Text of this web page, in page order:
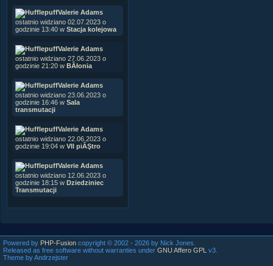
Valerie Adams
ostatnio widziano 02.07.2023 o
godzinie 13:40 w Stacja kolejowa
Valerie Adams
ostatnio widziano 27.06.2023 o
godzinie 21:20 w BÂłonia
Valerie Adams
ostatnio widziano 23.06.2023 o
godzinie 16:46 w Sala
transmutacji
Valerie Adams
ostatnio widziano 22.06.2023 o
godzinie 19:04 w VII piĂŞtro
Valerie Adams
ostatnio widziano 12.06.2023 o
godzinie 18:15 w Dziedziniec
Transmutacji
Powered by PHP-Fusion copyright © 2002 - 2026 by Nick Jones.
Released as free software without warranties under GNU Affero GPL
v3.
Theme by Andrzejster